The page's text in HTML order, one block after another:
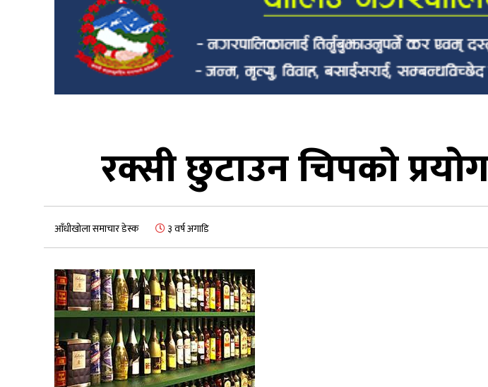
रक्सी छुटाउन चिपको
आँधीखोला समाचार डेस्क ३ वर्ष अगाडि